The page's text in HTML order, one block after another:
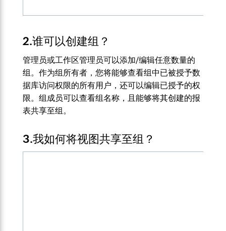
2.谁可以创建组？
管理员或工作区管理员可以添加/编辑任意数量的
组。作为组所有者，您将能够查看组中已被授予数
据库访问权限的所有用户，还可以编辑已授予的权
限。组成员可以查看组名称，且能够将其创建的报
表共享至组。
3.我如何将视图共享至组？